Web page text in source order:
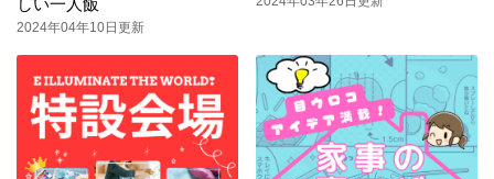
しい一人飯
2024年04年10日更新